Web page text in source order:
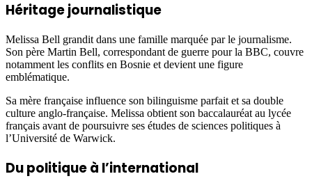
Héritage journalistique
Melissa Bell grandit dans une famille marquée par le journalisme.
Son père Martin Bell, correspondant de guerre pour la BBC, couvre
notamment les conflits en Bosnie et devient une figure
emblématique.
Sa mère française influence son bilinguisme parfait et sa double
culture anglo-française. Melissa obtient son baccalauréat au lycée
français avant de poursuivre ses études de sciences politiques à
l’Université de Warwick.
Du politique à l’international